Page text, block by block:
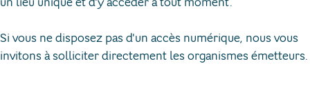
Si vous ne disposez pas d'un accès numérique, nous vous
invitons à solliciter directement les organismes émetteurs.